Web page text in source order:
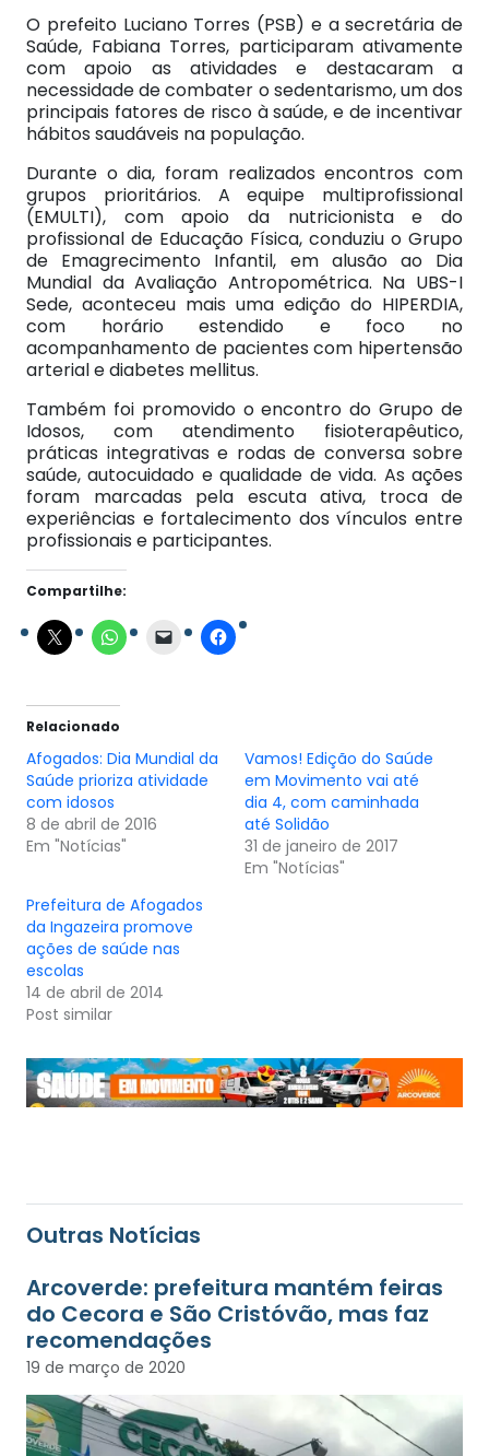
O prefeito Luciano Torres (PSB) e a secretária de
Saúde, Fabiana Torres, participaram ativamente
com apoio as atividades e destacaram a
necessidade de combater o sedentarismo, um dos
principais fatores de risco à saúde, e de incentivar
hábitos saudáveis na população.
Durante o dia, foram realizados encontros com
grupos prioritários. A equipe multiprofissional
(EMULTI), com apoio da nutricionista e do
profissional de Educação Física, conduziu o Grupo
de Emagrecimento Infantil, em alusão ao Dia
Mundial da Avaliação Antropométrica. Na UBS-I
Sede, aconteceu mais uma edição do HIPERDIA,
com horário estendido e foco no
acompanhamento de pacientes com hipertensão
arterial e diabetes mellitus.
Também foi promovido o encontro do Grupo de
Idosos, com atendimento fisioterapêutico,
práticas integrativas e rodas de conversa sobre
saúde, autocuidado e qualidade de vida. As ações
foram marcadas pela escuta ativa, troca de
experiências e fortalecimento dos vínculos entre
profissionais e participantes.
Compartilhe:
Relacionado
Afogados: Dia Mundial da
Saúde prioriza atividade
com idosos
8 de abril de 2016
Em "Notícias"
Vamos! Edição do Saúde
em Movimento vai até
dia 4, com caminhada
até Solidão
31 de janeiro de 2017
Em "Notícias"
Prefeitura de Afogados
da Ingazeira promove
ações de saúde nas
escolas
14 de abril de 2014
Post similar
Outras Notícias
Arcoverde: prefeitura mantém feiras
do Cecora e São Cristóvão, mas faz
recomendações
19 de março de 2020